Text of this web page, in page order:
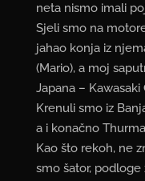
neta nismo imali
Sjeli smo na
jahao konja iz
(Mario), a moj
Japana – Kawasaki
Krenuli smo iz
a i konačno
Kao što rekoh, ne
smo šator, podloge